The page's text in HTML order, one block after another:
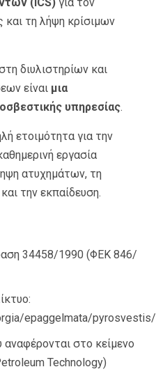
και τη λήψη κρίσιμων
διυλιστηρίων και
είναι μια
υπηρεσίας.
ετοιμότητα για την
εργασία
ατυχημάτων, τη
την εκπαίδευση.
34458/1990 (ΦΕΚ 846/
epaggelmata/pyrosvestis/
στο κείμενο
Technology)